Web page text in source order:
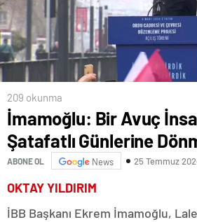
209 okunma
İmamoğlu: Bir Avuç
Şatafatlı Günlerine
ABONE OL News 25 Temmuz
OKTAY YILDIRIM
İBB Başkanı Ekrem İmamoğlu,